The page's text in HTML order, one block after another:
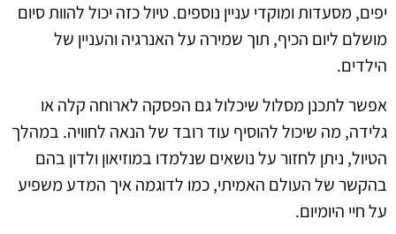
יפים, מסעדות ומוקדי עניין נוספים. טיול כזה יכול להוות סיום
מושלם ליום הכיף, תוך שמירה על האנרגיה והעניין של
הילדים.
אפשר לתכנן מסלול שיכלול גם הפסקה לארוחה קלה או
גלידה, מה שיכול להוסיף עוד רובד של הנאה לחוויה. במהלך
הטיול, ניתן לחזור על נושאים שנלמדו במוזיאון ולדון בהם
בהקשר של העולם האמיתי, כמו לדוגמה איך המדע משפיע
על חיי היומיום.